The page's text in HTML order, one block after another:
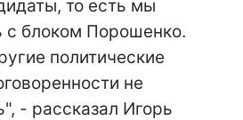
то есть мы
с блоком Порошенко.
политические
не
- рассказал Игорь